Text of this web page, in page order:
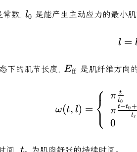
常数;l_0
l0 是能产生主动应力的最小
l = l
下的肌节长度, Eff 是肌纤维方向
ω(t, l) = ⎩
⎨⎧ π t0
t
π tr
t−t0 +
0
t_{r}